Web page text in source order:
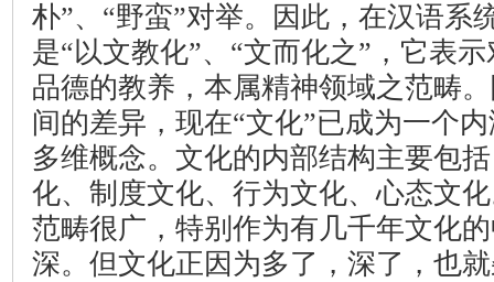
朴”、“野蛮”对举。因此，在汉语系
是“以文教化”、“文而化之”，它表
品德的教养，本属精神领域之范畴
间的差异，现在“文化”已成为一个
多维概念。文化的内部结构主要包
化、制度文化、行为文化、心态文
范畴很广，特别作为有几千年文化
深。但文化正因为多了，深了，也